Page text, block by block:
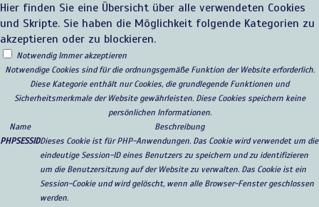
Hier finden Sie eine Übersicht über alle verwendeten Cookies
und Skripte. Sie haben die Möglichkeit folgende Kategorien zu
akzeptieren oder zu blockieren.
Notwendig Immer akzeptieren
Notwendige Cookies sind für die ordnungsgemäße Funktion der Website erforderlich.
Diese Kategorie enthält nur Cookies, die grundlegende Funktionen und
Sicherheitsmerkmale der Website gewährleisten. Diese Cookies speichern keine
persönlichen Informationen.
Name
Beschreibung
PHPSESSIDDieses Cookie ist für PHP-Anwendungen. Das Cookie wird verwendet um die
eindeutige Session-ID eines Benutzers zu speichern und zu identifizieren
um die Benutzersitzung auf der Website zu verwalten. Das Cookie ist ein
Session-Cookie und wird gelöscht, wenn alle Browser-Fenster geschlossen
werden.